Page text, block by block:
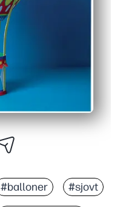
#balloner #sjovt